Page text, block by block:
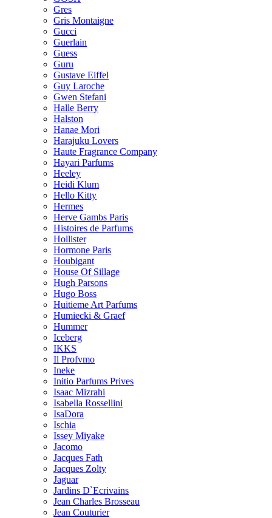
Gres
Gris Montaigne
Gucci
Guerlain
Guess
Guru
Gustave Eiffel
Guy Laroche
Gwen Stefani
Halle Berry
Halston
Hanae Mori
Harajuku Lovers
Haute Fragrance Company
Hayari Parfums
Heeley
Heidi Klum
Hello Kitty
Hermes
Herve Gambs Paris
Histoires de Parfums
Hollister
Hormone Paris
Houbigant
House Of Sillage
Hugh Parsons
Hugo Boss
Huitieme Art Parfums
Humiecki & Graef
Hummer
Iceberg
IKKS
Il Profvmo
Ineke
Initio Parfums Prives
Isaac Mizrahi
Isabella Rossellini
IsaDora
Ischia
Issey Miyake
Jacomo
Jacques Fath
Jacques Zolty
Jaguar
Jardins D`Ecrivains
Jean Charles Brosseau
Jean Couturier